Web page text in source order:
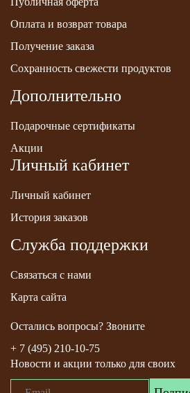
Оплата и возврат товара
Получение заказа
Сохранность свежести продуктов
Дополнительно
Подарочные сертификаты
Акции
Личный кабинет
Личный кабинет
История заказов
Служба поддержки
Связаться с нами
Карта сайта
Остались вопросы? Звоните
+ 7 (495) 210-10-75
Новости и акции только для своих